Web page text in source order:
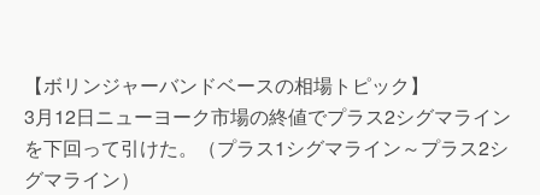
【ボリンジャーバンドベースの相場トピック】
3月12日ニューヨーク市場の終値でプラス2シグマライン
を下回って引けた。（プラス1シグマライン～プラス2シ
グマライン）